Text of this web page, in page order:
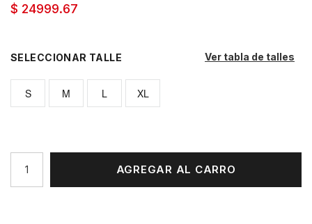
$ 24999.67
Ver tabla de talles
TALLE
S M L XL
AGREGAR AL CARRO